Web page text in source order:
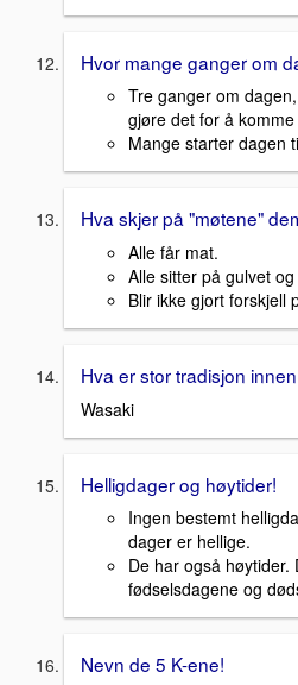
Hvor mange ganger om
Tre ganger om
gjøre det for å
Mange starter dagen
Hva skjer på "møtene"
Alle får mat.
Alle sitter på gulvet og
Blir ikke gjort forskjell
Hva er stor tradisjon
Wasaki
Helligdager og høytider!
Ingen bestemt
dager er hellige.
De har også høytider.
fødselsdagene og
Nevn de 5 K-ene!